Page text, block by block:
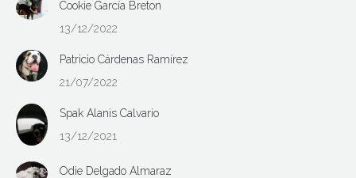
Cookie García Breton
13/12/2022
Patricio Cárdenas Ramírez
21/07/2022
Spak Alanis Calvario
13/12/2021
Odie Delgado Almaraz